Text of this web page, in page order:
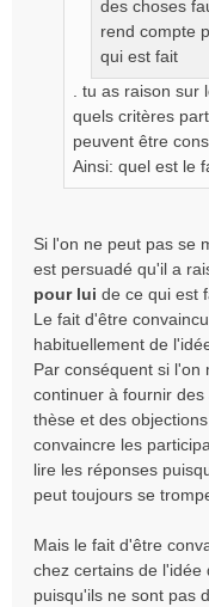
des choses
rend compte
qui est fait
. tu as raison sur
quels critères
peuvent être
Ainsi: quel est le
Si l'on ne peut pas se
est persuadé qu'il a
pour lui de ce qui est
Le fait d'être
habituellement de
Par conséquent si l'on
continuer à fournir
thèse et des
convaincre les
lire les réponses
peut toujours se
Mais le fait d'être
chez certains de l'idée
puisqu'ils ne sont pas